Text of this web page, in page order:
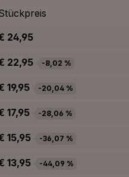
24,95
22,95 -8,02 %
19,95 -20,04 %
17,95 -28,06 %
15,95 -36,07 %
13,95 -44,09 %